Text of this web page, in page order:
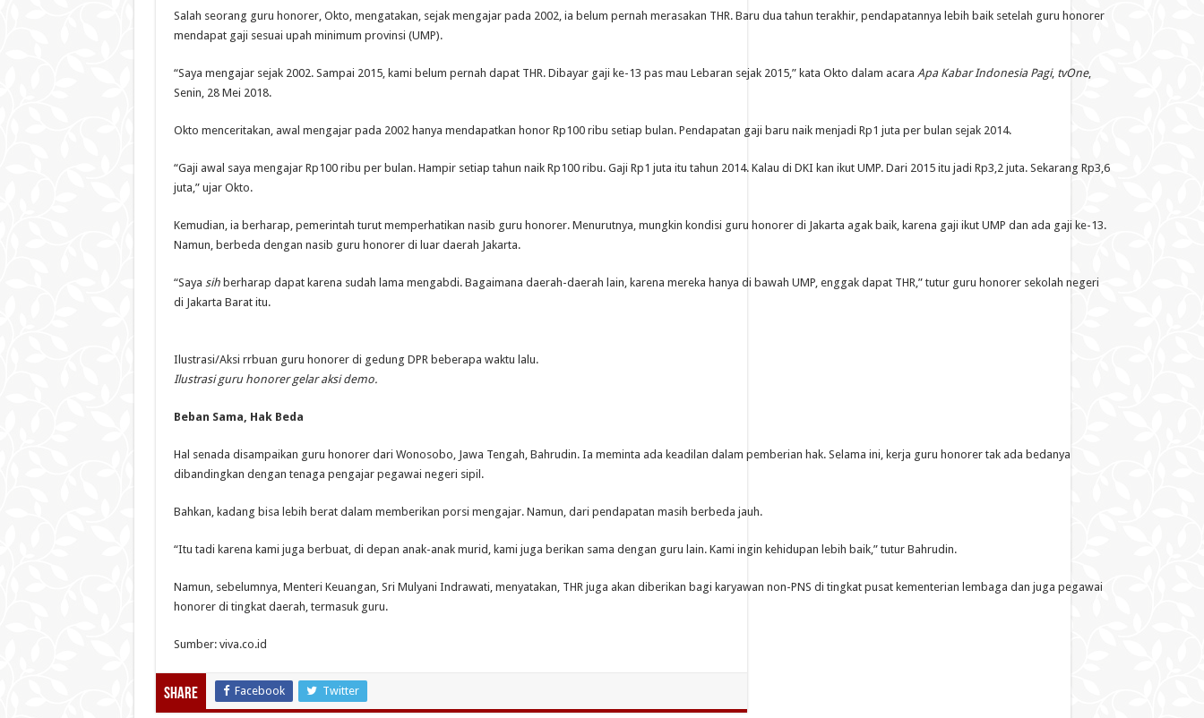
Salah seorang guru honorer, Okto, mengatakan, sejak mengajar pada 2002, ia belum pernah merasakan THR. Baru dua tahun terakhir, pendapatannya lebih baik setelah guru honorer
mendapat gaji sesuai upah minimum provinsi (UMP).
“Saya mengajar sejak 2002. Sampai 2015, kami belum pernah dapat THR. Dibayar gaji ke-13 pas mau Lebaran sejak 2015,” kata Okto dalam acara Apa Kabar Indonesia Pagi, tvOne,
Senin, 28 Mei 2018.
Okto menceritakan, awal mengajar pada 2002 hanya mendapatkan honor Rp100 ribu setiap bulan. Pendapatan gaji baru naik menjadi Rp1 juta per bulan sejak 2014.
“Gaji awal saya mengajar Rp100 ribu per bulan. Hampir setiap tahun naik Rp100 ribu. Gaji Rp1 juta itu tahun 2014. Kalau di DKI kan ikut UMP. Dari 2015 itu jadi Rp3,2 juta. Sekarang Rp3,6
juta,” ujar Okto.
Kemudian, ia berharap, pemerintah turut memperhatikan nasib guru honorer. Menurutnya, mungkin kondisi guru honorer di Jakarta agak baik, karena gaji ikut UMP dan ada gaji ke-13.
Namun, berbeda dengan nasib guru honorer di luar daerah Jakarta.
“Saya sihberharap dapat karena sudah lama mengabdi. Bagaimana daerah-daerah lain, karena mereka hanya di bawah UMP, enggak dapat THR,” tutur guru honorer sekolah negeri
di Jakarta Barat itu.
Ilustrasi/Aksi rrbuan guru honorer di gedung DPR beberapa waktu lalu.
Ilustrasi guru honorer gelar aksi demo.
Beban Sama, Hak Beda
Hal senada disampaikan guru honorer dari Wonosobo, Jawa Tengah, Bahrudin. Ia meminta ada keadilan dalam pemberian hak. Selama ini, kerja guru honorer tak ada bedanya
dibandingkan dengan tenaga pengajar pegawai negeri sipil.
Bahkan, kadang bisa lebih berat dalam memberikan porsi mengajar. Namun, dari pendapatan masih berbeda jauh.
“Itu tadi karena kami juga berbuat, di depan anak-anak murid, kami juga berikan sama dengan guru lain. Kami ingin kehidupan lebih baik,” tutur Bahrudin.
Namun, sebelumnya, Menteri Keuangan, Sri Mulyani Indrawati, menyatakan, THR juga akan diberikan bagi karyawan non-PNS di tingkat pusat kementerian lembaga dan juga pegawai
honorer di tingkat daerah, termasuk guru.
Sumber: viva.co.id
Share Facebook Twitter